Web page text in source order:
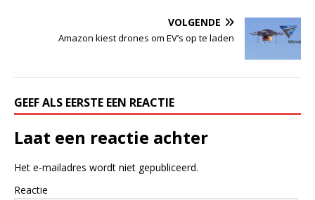
VOLGENDE
Amazon kiest drones om EV’s op te laden
GEEF ALS EERSTE EEN REACTIE
Laat een reactie achter
Het e-mailadres wordt niet gepubliceerd.
Reactie